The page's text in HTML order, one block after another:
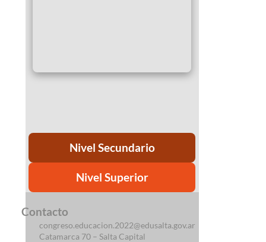
Nivel Secundario
Nivel Superior
Contacto
congreso.educacion.2022@edusalta.gov.ar
Catamarca 70 – Salta Capital